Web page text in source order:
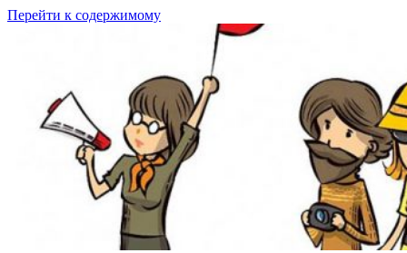
Перейти к содержимому